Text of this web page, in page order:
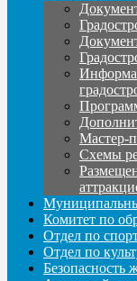
Мастер-
Схемы
Комитет по
Отдел по
Отдел по
Безопасность